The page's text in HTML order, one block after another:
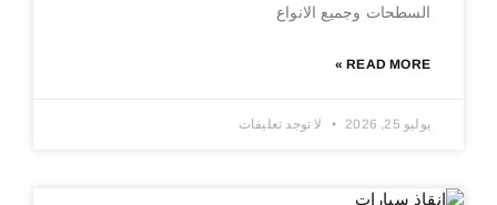
السطحات وجميع الانواع
READ MORE »
يوليو 25, 2026 لا توجد تعليقات